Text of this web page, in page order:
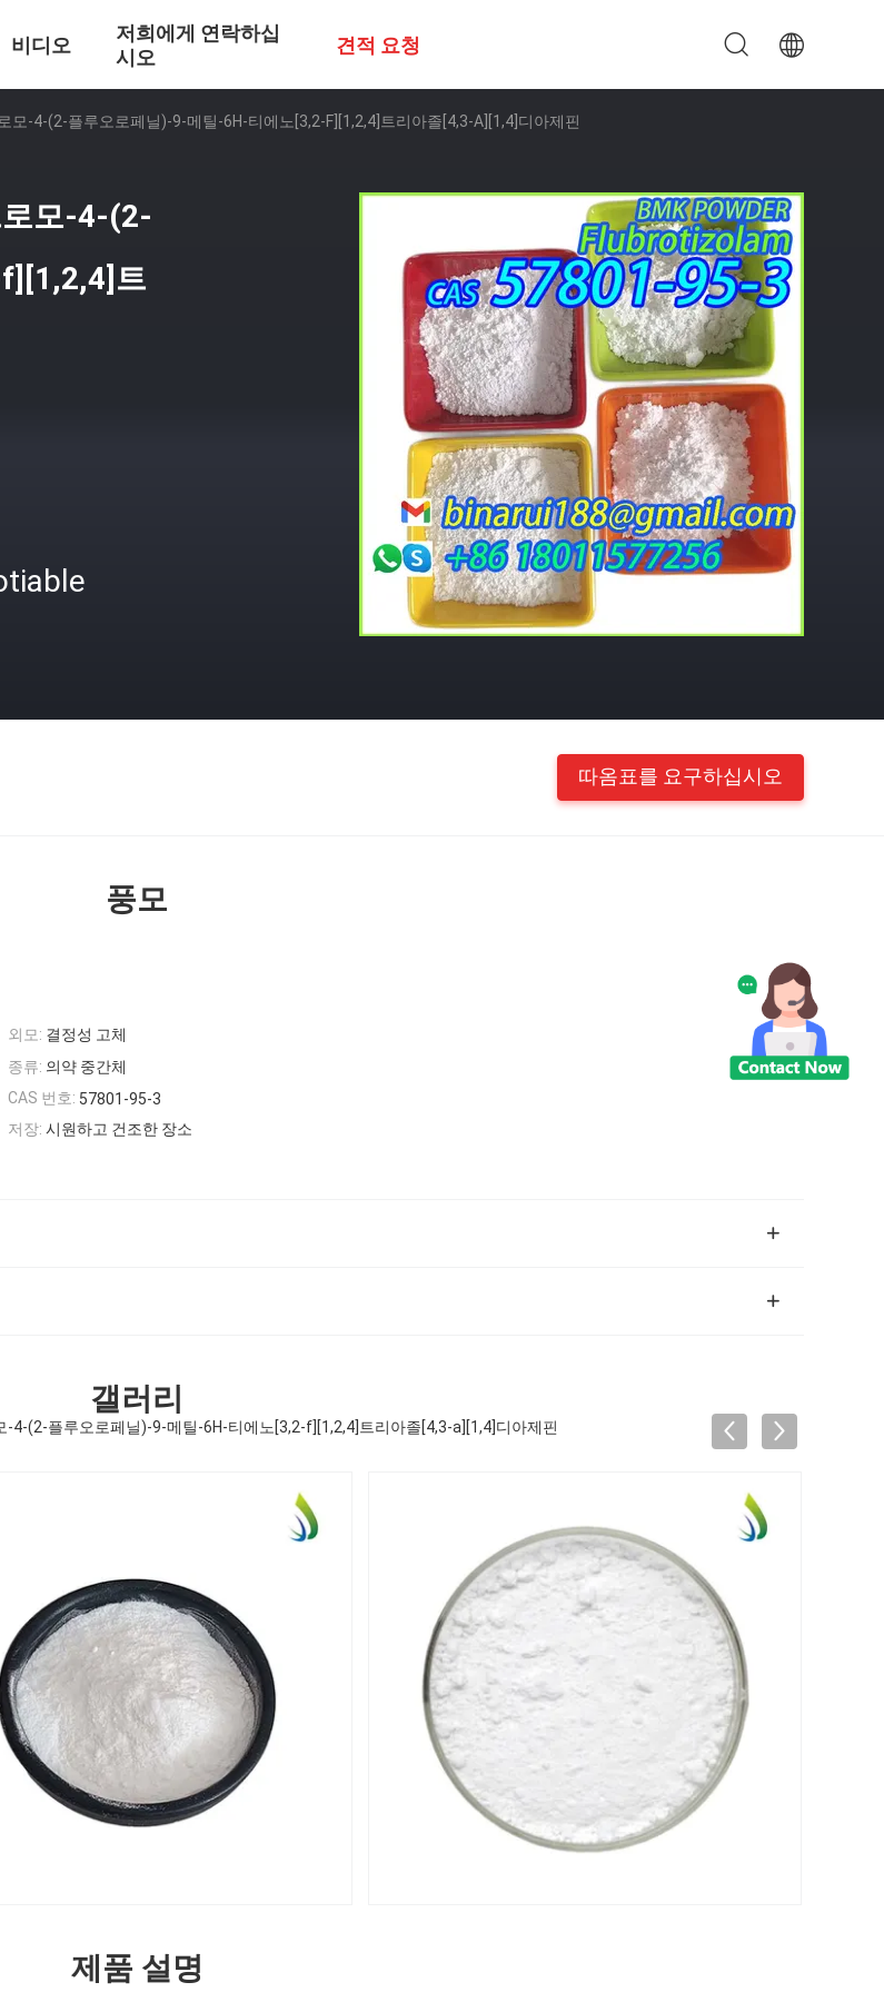
비디오
저희에게 연락하십
시오
견적 요청
모-4-(2-플루오로페닐)-9-메틸-6H-티에노[3,2-F][1,2,4]트리아졸[4,3-A][1,4]디아제핀
모-4-(2-
트
따옴표를 요구하십시오
풍모
외모: 결정성 고체
종류: 의약 중간체
CAS 번호: 57801-95-3
저장: 시원하고 건조한 장소
갤러리
-4-(2-플루오로페닐)-9-메틸-6H-티에노[3,2-f][1,2,4]트리아졸[4,3-a][1,4]디아제핀
제품 설명